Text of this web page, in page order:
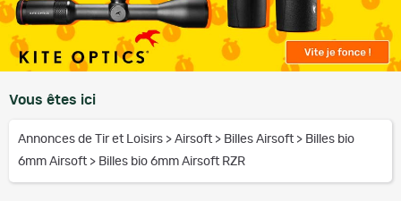
Vous êtes ici
Annonces de Tir et Loisirs > Airsoft > Billes Airsoft > Billes bio
6mm Airsoft > Billes bio 6mm Airsoft RZR